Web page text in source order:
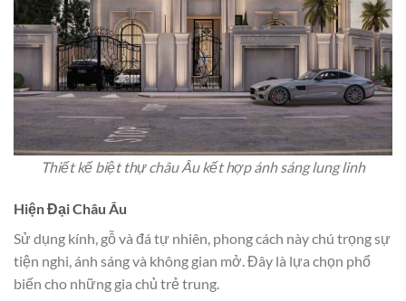
Thiết kế biệt thự châu Âu kết hợp ánh sáng lung linh
Hiện Đại Châu Âu
Sử dụng kính, gỗ và đá tự nhiên, phong cách này chú trọng sự
tiện nghi, ánh sáng và không gian mở. Đây là lựa chọn phổ
biến cho những gia chủ trẻ trung.